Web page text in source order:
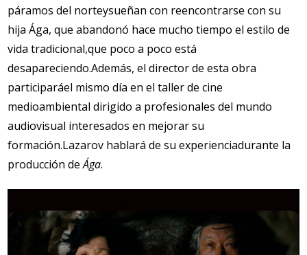
páramos del norteysueñan con reencontrarse con su
hija Ága, que abandonó hace mucho tiempo el estilo de
vida tradicional,que poco a poco está
desapareciendo.Además, el director de esta obra
participaráel mismo día en eltaller de cine
medioambiental dirigido a profesionales del mundo
audiovisual interesados en mejorar su
formación.Lazarov hablará de su experienciadurante la
producción deÁga.